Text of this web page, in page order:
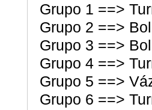
Grupo 1 ==>
Grupo 2 ==>
Grupo 3 ==>
Grupo 4 ==>
Grupo 5 ==>
Grupo 6 ==>